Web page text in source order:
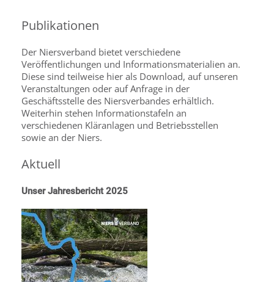
Publikationen
Der Niersverband bietet verschiedene
Veröffentlichungen und Informationsmaterialien an.
Diese sind teilweise hier als Download, auf unseren
Veranstaltungen oder auf Anfrage in der
Geschäftsstelle des Niersverbandes erhältlich.
Weiterhin stehen Informationstafeln an
verschiedenen Kläranlagen und Betriebsstellen
sowie an der Niers.
Aktuell
Unser Jahresbericht 2025